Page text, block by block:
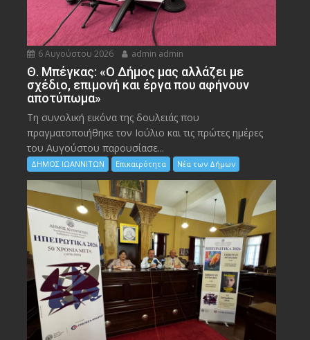
6 Αυγούστου 2026 admin admin
Θ. Μπέγκας: «Ο Δήμος μας αλλάζει με
σχέδιο, επιμονή και έργα που αφήνουν
αποτύπωμα»
Τη συνολική εικόνα της δουλειάς που
πραγματοποιήθηκε τον Ιούλιο και τις πρώτες ημέρες
του Αυγούστου παρουσίασε...
ΔΗΜΟΣ ΙΩΑΝΝΙΤΩΝ Επικαιρότητα Νέα των Δήμων